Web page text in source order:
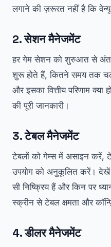
लगाने की ज़रूरत नहीं है कि
2. सेशन मैनेजमेंट
हर गेम सेशन को शुरुआत से
शुरू होते हैं, कितने समय तक
और इसका वित्तीय परिणाम
की पूरी जानकारी।
3. टेबल मैनेजमेंट
टेबलों को गेम्स में असाइन करें,
उपयोग को अनुकूलित करें।
सी निष्क्रिय हैं और किन पर
स्क्रीन से टेबल क्षमता और
4. डीलर मैनेजमेंट